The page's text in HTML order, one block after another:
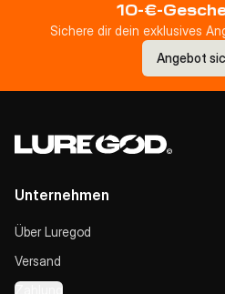
10-€-
Sichere dir dein exklusives
Angebot
Unternehmen
Über Luregod
Versand
Zahlung